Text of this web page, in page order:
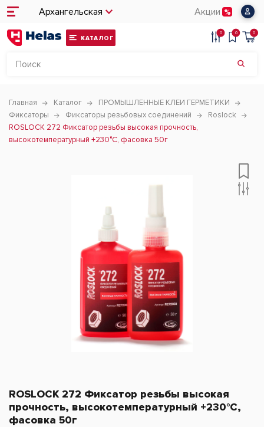
Архангельская Акции
КАТАЛОГ
0 0 0
Главная Каталог
ПРОМЫШЛЕННЫЕ КЛЕИ ГЕРМЕТИКИ
Фиксаторы
Фиксаторы резьбовых соединений
Roslock
ROSLOCK 272 Фиксатор резьбы высокая прочность,
высокотемпературный +230°С, фасовка 50г
ROSLOCK 272 Фиксатор резьбы высокая
прочность, высокотемпературный +230°С,
фасовка 50г